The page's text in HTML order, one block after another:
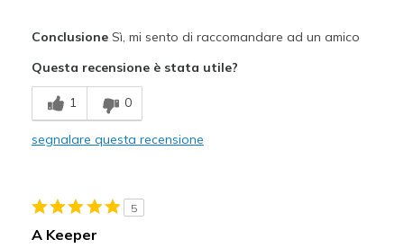
Comfortable
Durable
Casual Wear
ConclusioneSì, mi sento di raccomandare ad un amico
Questa recensione è stata utile?
1 0
segnalare questa recensione
5
A Keeper